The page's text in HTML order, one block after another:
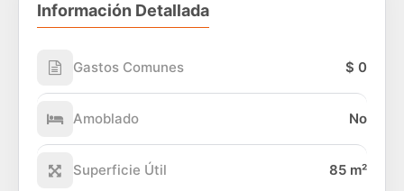
Información Detallada
Gastos Comunes $ 0
Amoblado No
Superficie Útil 85 m²